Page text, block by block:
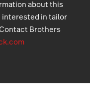
about this
interested in tailor
Brothers